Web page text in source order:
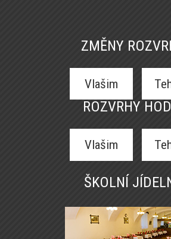
ZMĚNY
Vlašim
ROZVRHY
Vlašim
ŠKOLNÍ